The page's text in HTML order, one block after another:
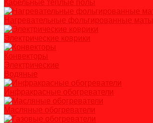
Кабельные теплые полы
Нагревательные фольгированные маты
Электрические коврики
Конвекторы
Электрические
Водяные
Инфракрасные обогреватели
Масляные обогреватели